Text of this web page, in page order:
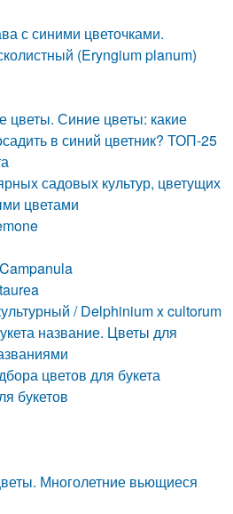
с синими цветочками.
(Eryngium planum)
цветы. Синие цветы: какие
в синий цветник? ТОП-25
садовых культур, цветущих
цветами
/ Delphinium x cultorum
название. Цветы для
цветов для букета
букетов
Многолетние вьющиеся